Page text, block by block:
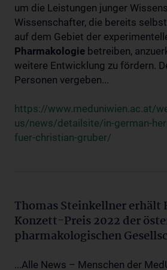
um die Leistungen junger
Wissenschafter, die bereits
auf dem Gebiet der
Pharmakologie betreiben,
weitere Entwicklung zu fördern.
Personen vergeben...
https://www.meduniwien.ac.at/
us/news/detailsite/in-german-
fuer-christian-gruber/
Thomas Steinkellner
Konzett-Preis 2022 der
pharmakologischen
...Alle News – Menschen der